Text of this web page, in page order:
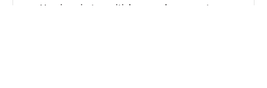
Un viaggio tra miti, leggende, avventure,